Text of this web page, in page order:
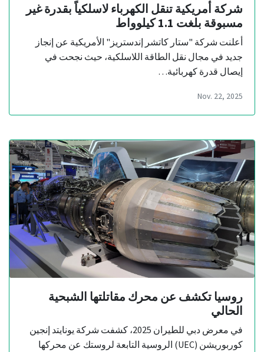
شركة أمريكية تنقل الكهرباء لاسلكياً بقدرة غير
مسبوقة بلغت 1.1 كيلوواط
أعلنت شركة "ستار كاتشر إندستريز" الأمريكية عن إنجاز
جديد في مجال نقل الطاقة اللاسلكية، حيث نجحت في
إيصال قدرة كهربائية…
Nov. 22, 2025
روسيا تكشف عن محرك مقاتلتها الشبحية
الحالي
في معرض دبي للطيران 2025، كشفت شركة يونايتد إنجين
كوربوريشن (UEC) الروسية التابعة لروستك عن محركها